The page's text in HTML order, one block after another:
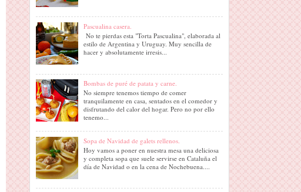
Pascualina casera.
No te pierdas esta "Torta Pascualina", elaborada al
estilo de Argentina y Uruguay. Muy sencilla de
hacer y absolutamente irresis...
Bombas de puré de patata y carne.
No siempre tenemos tiempo de comer
tranquilamente en casa, sentados en el comedor y
disfrutando del calor del hogar. Pero no por ello
tenemo...
Sopa de Navidad de galets rellenos.
Hoy vamos a poner en nuestra mesa una deliciosa
y completa sopa que suele servirse en Cataluña el
día de Navidad o en la cena de Nochebuena....